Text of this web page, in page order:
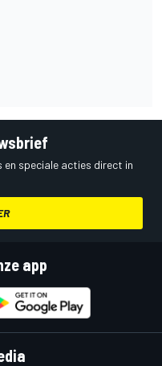
speciale acties direct in
app